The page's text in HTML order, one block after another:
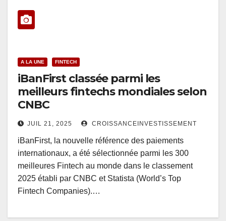
A LA UNE FINTECH
iBanFirst classée parmi les
meilleurs fintechs mondiales selon
CNBC
JUIL 21, 2025 CROISSANCEINVESTISSEMENT
iBanFirst, la nouvelle référence des paiements
internationaux, a été sélectionnée parmi les 300
meilleures Fintech au monde dans le classement
2025 établi par CNBC et Statista (World’s Top
Fintech Companies).…